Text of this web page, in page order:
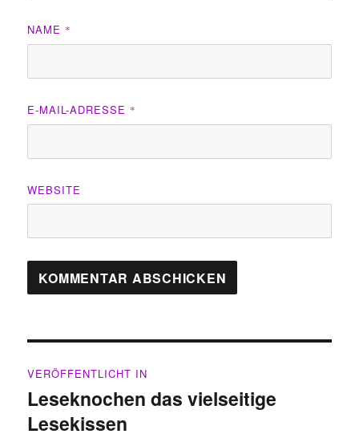
NAME *
E-MAIL-ADRESSE *
WEBSITE
VERÖFFENTLICHT IN
Leseknochen das vielseitige
Lesekissen